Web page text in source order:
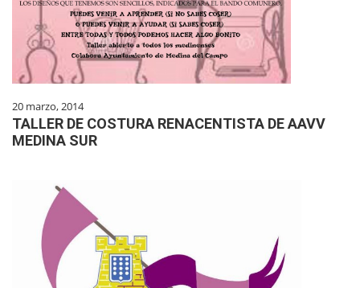
20 marzo, 2014
TALLER DE COSTURA RENACENTISTA DE AAVV
MEDINA SUR